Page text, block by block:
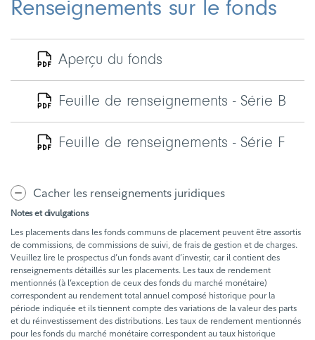
Renseignements sur le fonds
Aperçu du fonds
Feuille de renseignements - Série B
Feuille de renseignements - Série F
Cacher les renseignements juridiques
Notes et divulgations
Les placements dans les fonds communs de placement peuvent être assortis
de commissions, de commissions de suivi, de frais de gestion et de charges.
Veuillez lire le prospectus d’un fonds avant d’investir, car il contient des
renseignements détaillés sur les placements. Les taux de rendement
mentionnés (à l’exception de ceux des fonds du marché monétaire)
correspondent au rendement total annuel composé historique pour la
période indiquée et ils tiennent compte des variations de la valeur des parts
et du réinvestissement des distributions. Les taux de rendement mentionnés
pour les fonds du marché monétaire correspondent au taux historique